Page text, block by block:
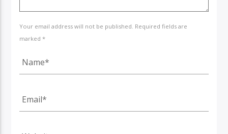
Your email address will not be published. Required fields are
marked *